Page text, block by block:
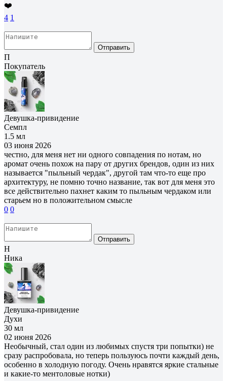
❤️
4 1
Отправить
П
Покупатель
Девушка-привидение
Семпл
1.5 мл
03 июня 2026
честно, для меня нет ни одного совпадения по нотам, но
аромат очень похож на пару от других брендов, один из них
называется "пыльный чердак", другой там что-то еще про
архитектуру, не помню точно название, так вот для меня это
все действительно пахнет каким то пыльным чердаком или
старьем но в положительном смысле
0 0
Отправить
Н
Ника
Девушка-привидение
Духи
30 мл
02 июня 2026
Необычный, стал один из любимых спустя три попытки) не
сразу распробовала, но теперь пользуюсь почти каждый день,
особенно в холодную погоду. Очень нравятся яркие стальные
и какие-то ментоловые нотки)